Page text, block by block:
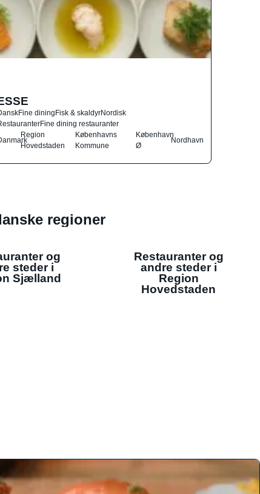
Fine diningFisk & skaldyrNordisk
Fine dining restauranter
Region
Hovedstaden
Københavns
Kommune
København
Ø
Nordhavn
regioner
og
steder i
Sjælland
Restauranter og
andre steder i
Region
Hovedstaden